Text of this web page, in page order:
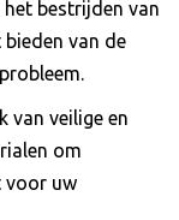
bestrijden van
van de
van veilige en
om
voor uw